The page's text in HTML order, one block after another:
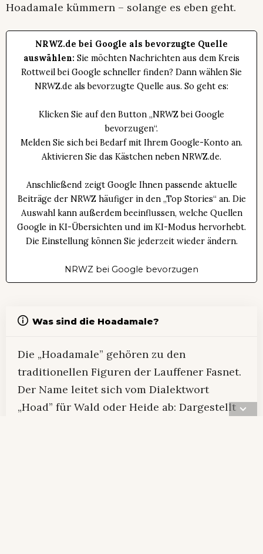
Hoadamale kümmern – solange es eben geht.
NRWZ.de bei Google als bevorzugte Quelle
auswählen: Sie möchten Nachrichten aus dem Kreis
Rottweil bei Google schneller finden? Dann wählen Sie
NRWZ.de als bevorzugte Quelle aus. So geht es:
Klicken Sie auf den Button „NRWZ bei Google
bevorzugen“.
Melden Sie sich bei Bedarf mit Ihrem Google-Konto an.
Aktivieren Sie das Kästchen neben NRWZ.de.
Anschließend zeigt Google Ihnen passende aktuelle
Beiträge der NRWZ häufiger in den „Top Stories“ an. Die
Auswahl kann außerdem beeinflussen, welche Quellen
Google in KI-Übersichten und im KI-Modus hervorhebt.
Die Einstellung können Sie jederzeit wieder ändern.
NRWZ bei Google bevorzugen
Was sind die Hoadamale?
Die „Hoadamale” gehören zu den
traditionellen Figuren der Lauffener Fasnet.
Der Name leitet sich vom Dialektwort
„Hoad” für Wald oder Heide ab: Dargestellt